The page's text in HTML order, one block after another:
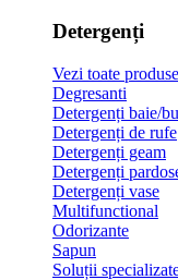
Detergenți
Vezi toate
Degresanti
Detergenți baie/
Detergenți de rufe
Detergenți geam
Detergenți
Detergenți vase
Multifunctional
Odorizante
Sapun
Soluții